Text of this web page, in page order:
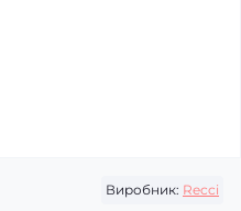
Виробник: Recci